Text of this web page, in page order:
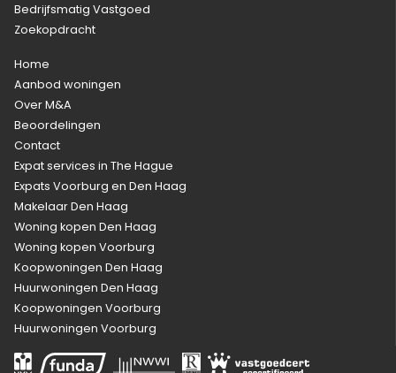
Bedrijfsmatig Vastgoed
Zoekopdracht
Home
Aanbod woningen
Over M&A
Beoordelingen
Contact
Expat services in The Hague
Expats Voorburg en Den Haag
Makelaar Den Haag
Woning kopen Den Haag
Woning kopen Voorburg
Koopwoningen Den Haag
Huurwoningen Den Haag
Koopwoningen Voorburg
Huurwoningen Voorburg